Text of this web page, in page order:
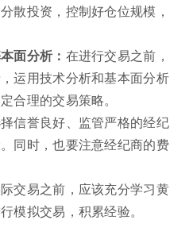
散投资，控制好仓位规模，
面分析： 在进行交易之前，
运用技术分析和基本面分析
合理的交易策略。
信誉良好、监管严格的经纪
同时，也要注意经纪商的费
交易之前，应该充分学习黄
模拟交易，积累经验。